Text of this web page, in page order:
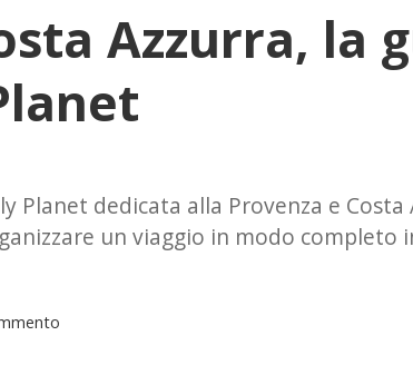
Azzurra, la
Planet dedicata alla Provenza e Costa
un viaggio in modo completo